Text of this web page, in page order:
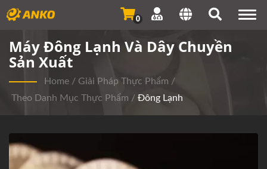
0
Máy Đông Lạnh Và Dây Chuyền
Sản Xuất
Home / Giải Pháp Thực Phẩm /
Theo Danh Mục Thực Phẩm / Đông Lạnh